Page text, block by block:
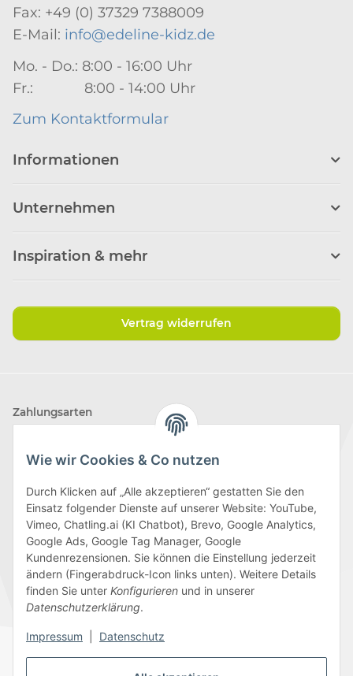
Wie wir Cookies & Co nutzen
Durch Klicken auf „Alle akzeptieren“ gestatten Sie den
Einsatz folgender Dienste auf unserer Website: YouTube,
Vimeo, Chatling.ai (KI Chatbot), Brevo, Google Analytics,
Google Ads, Google Tag Manager, Google
Kundenrezensionen. Sie können die Einstellung jederzeit
ändern (Fingerabdruck-Icon links unten). Weitere Details
finden Sie unter Konfigurieren und in unserer
Datenschutzerklärung.
Impressum Datenschutz
Fax: +49 (0) 37329 7388009
E-Mail: info@edeline-kidz.de
Mo. - Do.: 8:00 - 16:00 Uhr
Fr.: 8:00 - 14:00 Uhr
Zum Kontaktformular
Informationen
Unternehmen
Inspiration & mehr
Vertrag widerrufen
Zahlungsarten
Wir versenden mit
Folge uns